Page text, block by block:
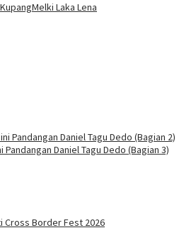
Melki Laka Lena
Pandangan Daniel Tagu Dedo (Bagian 2)
Daniel Tagu Dedo (Bagian 3)
Cross Border Fest 2026